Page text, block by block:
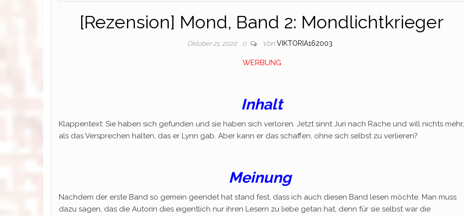
[Rezension] Mond, Band 2: Mondlichtkrieger
Oktober 21, 2020 0 Von VIKTORIA162003
WERBUNG
Inhalt
Klappentext: Sie haben sich gefunden und sie haben sich verloren. Jetzt sinnt Juri nach Rache und will nichts mehr,
als das Versprechen halten, das er Lynn gab. Aber kann er das schaffen, ohne sich selbst zu verlieren?
Meinung
Nachdem der erste Band so gemein geendet hat stand fest, dass ich auch diesen Band lesen möchte. Man muss
dazu sagen, das die Autorin dies eigentlich nur ihren Lesern zu liebe getan hat, denn für sie selbst war die